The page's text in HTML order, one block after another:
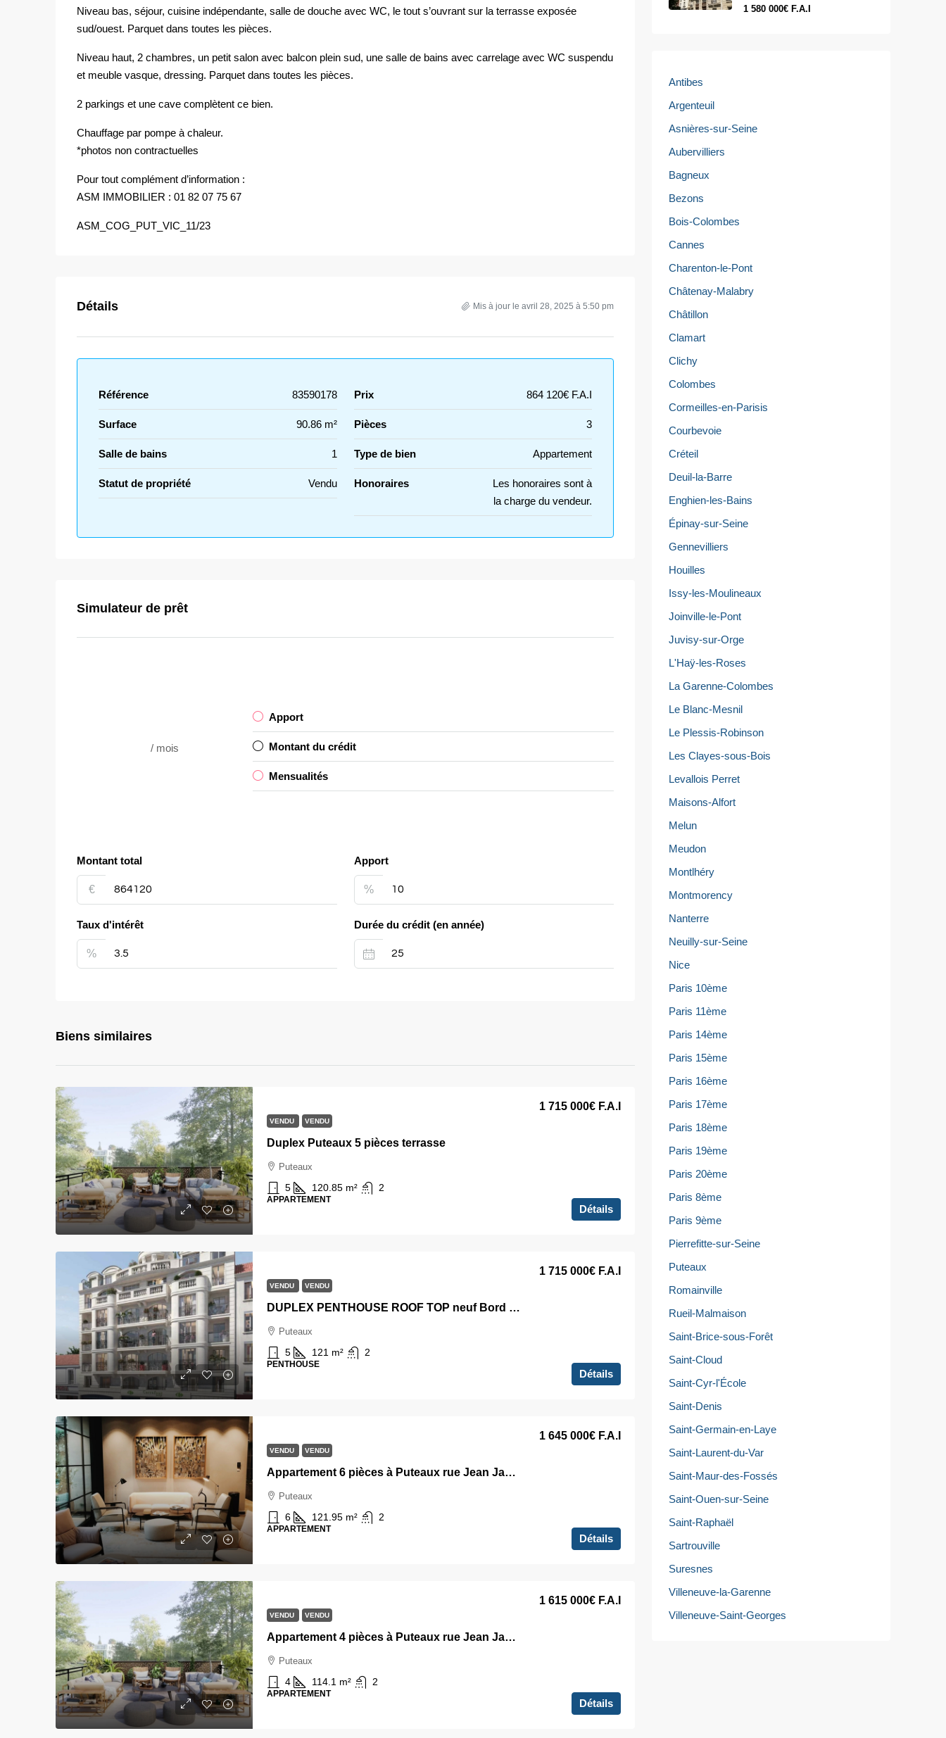
Niveau bas, séjour, cuisine indépendante, salle de douche avec WC, le tout s’ouvrant sur la terrasse exposée
sud/ouest. Parquet dans toutes les pièces.
Niveau haut, 2 chambres, un petit salon avec balcon plein sud, une salle de bains avec carrelage avec WC suspendu
et meuble vasque, dressing. Parquet dans toutes les pièces.
2 parkings et une cave complètent ce bien.
Chauffage par pompe à chaleur.
*photos non contractuelles
Pour tout complément d’information :
ASM IMMOBILIER : 01 82 07 75 67
ASM_COG_PUT_VIC_11/23
Détails Mis à jour le avril 28, 2025 à 5:50 pm
Référence 83590178 Prix 864 120€ F.A.I
Surface 90.86 m² Pièces 3
Salle de bains 1 Type de bien Appartement
Statut de propriété Vendu Honoraires
Les honoraires sont à
la charge du vendeur.
Simulateur de prêt
/ mois
Apport
Montant du crédit
Mensualités
Montant total
€
Apport
%
Taux d'intérêt
%
Durée du crédit (en année)
Biens similaires
VENDU VENDU
Duplex Puteaux 5 pièces terrasse
1 715 000€ F.A.I
Puteaux
5 120.85 m² 2
APPARTEMENT
Détails
VENDU VENDU
DUPLEX PENTHOUSE ROOF TOP neuf Bord de seine PUTEAUX NEUILLY
1 715 000€ F.A.I
Puteaux
5 121 m² 2
PENTHOUSE
Détails
VENDU VENDU
Appartement 6 pièces à Puteaux rue Jean Jaurès
1 645 000€ F.A.I
Puteaux
6 121.95 m² 2
APPARTEMENT
Détails
VENDU VENDU
Appartement 4 pièces à Puteaux rue Jean Jaurès
1 615 000€ F.A.I
Puteaux
4 114.1 m² 2
APPARTEMENT
Détails
1 580 000€ F.A.I
Antibes
Argenteuil
Asnières-sur-Seine
Aubervilliers
Bagneux
Bezons
Bois-Colombes
Cannes
Charenton-le-Pont
Châtenay-Malabry
Châtillon
Clamart
Clichy
Colombes
Cormeilles-en-Parisis
Courbevoie
Créteil
Deuil-la-Barre
Enghien-les-Bains
Épinay-sur-Seine
Gennevilliers
Houilles
Issy-les-Moulineaux
Joinville-le-Pont
Juvisy-sur-Orge
L'Haÿ-les-Roses
La Garenne-Colombes
Le Blanc-Mesnil
Le Plessis-Robinson
Les Clayes-sous-Bois
Levallois Perret
Maisons-Alfort
Melun
Meudon
Montlhéry
Montmorency
Nanterre
Neuilly-sur-Seine
Nice
Paris 10ème
Paris 11ème
Paris 14ème
Paris 15ème
Paris 16ème
Paris 17ème
Paris 18ème
Paris 19ème
Paris 20ème
Paris 8ème
Paris 9ème
Pierrefitte-sur-Seine
Puteaux
Romainville
Rueil-Malmaison
Saint-Brice-sous-Forêt
Saint-Cloud
Saint-Cyr-l'École
Saint-Denis
Saint-Germain-en-Laye
Saint-Laurent-du-Var
Saint-Maur-des-Fossés
Saint-Ouen-sur-Seine
Saint-Raphaël
Sartrouville
Suresnes
Villeneuve-la-Garenne
Villeneuve-Saint-Georges